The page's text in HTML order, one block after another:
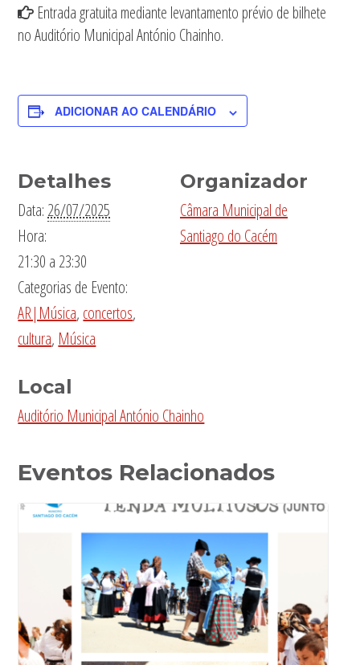
Entrada gratuita mediante levantamento prévio de bilhete
no Auditório Municipal António Chainho.
ADICIONAR AO CALENDÁRIO
Detalhes
Data: 26/07/2025
Hora:
21:30 a 23:30
Categorias de Evento:
AR|Música, concertos,
cultura, Música
Organizador
Câmara Municipal de
Santiago do Cacém
Local
Auditório Municipal António Chainho
Eventos Relacionados